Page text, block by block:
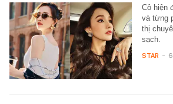
Cô hiện
và từng
thị
sạch.
STAR -